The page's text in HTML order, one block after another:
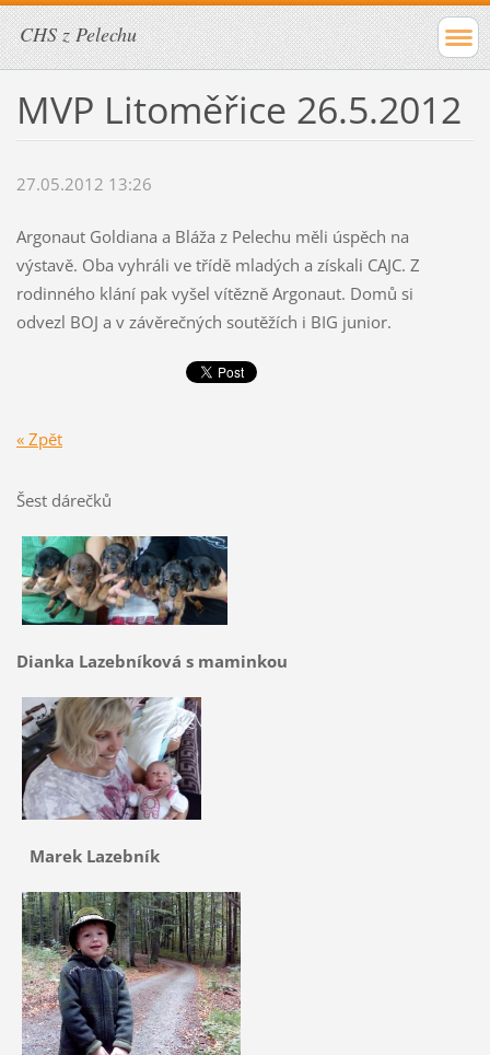
CHS z Pelechu
MVP Litoměřice 26.5.2012
27.05.2012 13:26
Argonaut Goldiana a Bláža z Pelechu měli úspěch na
výstavě. Oba vyhráli ve třídě mladých a získali CAJC. Z
rodinného klání pak vyšel vítězně Argonaut. Domů si
odvezl BOJ a v závěrečných soutěžích i BIG junior.
« Zpět
Šest dárečků
Dianka Lazebníková s maminkou
Marek Lazebník